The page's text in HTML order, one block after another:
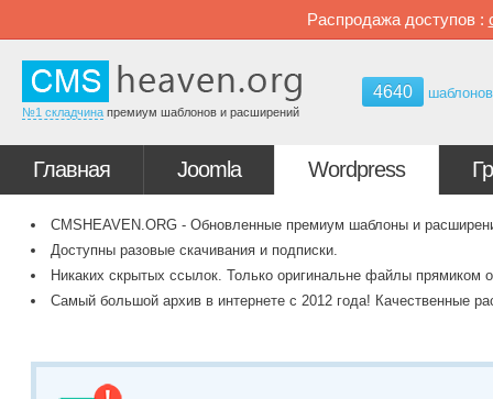
Распродажа доступов :
№1 складчина премиум шаблонов и расширений
4640 шаблонов
Главная Joomla Wordpress
CMSHEAVEN.ORG - Обновленные премиум шаблоны и
Доступны разовые скачивания и подписки.
Никаких скрытых ссылок. Только оригинальне файлы прямиком
Самый большой архив в интернете с 2012 года! Качественные